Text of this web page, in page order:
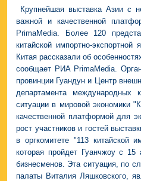
Крупнейшая выставка Азии с
важной и качественной
PrimaMedia. Более 120
китайской импортно-
Китая рассказали об
сообщает РИА PrimaMedia.
провинции Гуандун и Центр
департамента международных
ситуации в мировой экономики
качественной платформой для
рост участников и гостей
в оргкомитете "113 китайской
которая пройдет Гуанчжоу с 15
бизнесменов. Эта ситуация, по
палаты Виталия Ляшковского,